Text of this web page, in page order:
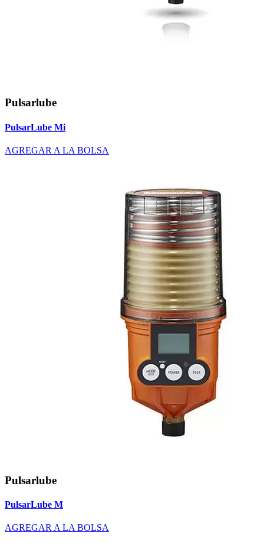
Pulsarlube
PulsarLube Mi
AGREGAR A LA BOLSA
Pulsarlube
PulsarLube M
AGREGAR A LA BOLSA